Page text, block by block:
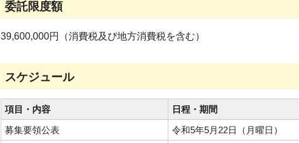
委託限度額
39,600,000円（消費税及び地方消費税を含む）
スケジュール
項目・内容
日程・期間
募集要領公表
令和5年5月22日（月曜日）